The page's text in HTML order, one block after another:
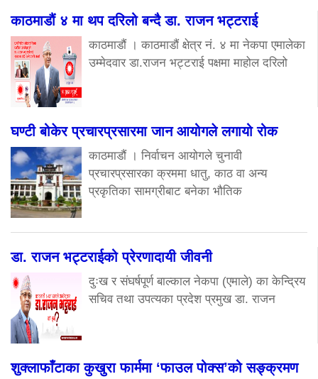
काठमाडौं ४ मा थप दरिलो बन्दै डा. राजन भट्टराई
काठमाडौं । काठमाडौं क्षेत्र नं. ४ मा नेकपा एमालेका
उम्मेदवार डा.राजन भट्टराई पक्षमा माहोल दरिलो
घण्टी बोकेर प्रचारप्रसारमा जान आयोगले लगायो रोक
काठमाडौं । निर्वाचन आयोगले चुनावी
प्रचारप्रसारका क्रममा धातु, काठ वा अन्य
प्रकृतिका सामग्रीबाट बनेका भौतिक
डा. राजन भट्टराईको प्रेरणादायी जीवनी
दुःख र संघर्षपूर्ण बाल्काल नेकपा (एमाले) का केन्द्रिय
सचिव तथा उपत्यका प्रदेश प्रमुख डा. राजन
शुक्लाफाँटाका कुखुरा फार्ममा ‘फाउल पोक्स’को सङ्क्रमण